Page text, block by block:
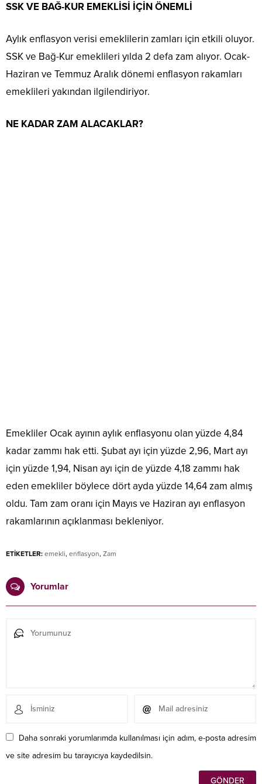
SSK VE BAĞ-KUR EMEKLİSİ İÇİN ÖNEMLİ
Aylık enflasyon verisi emeklilerin zamları için etkili oluyor.
SSK ve Bağ-Kur emeklileri yılda 2 defa zam alıyor. Ocak-
Haziran ve Temmuz Aralık dönemi enflasyon rakamları
emeklileri yakından ilgilendiriyor.
NE KADAR ZAM ALACAKLAR?
Emekliler Ocak ayının aylık enflasyonu olan yüzde 4,84
kadar zammı hak etti. Şubat ayı için yüzde 2,96, Mart ayı
için yüzde 1,94, Nisan ayı için de yüzde 4,18 zammı hak
eden emekliler böylece dört ayda yüzde 14,64 zam almış
oldu. Tam zam oranı için Mayıs ve Haziran ayı enflasyon
rakamlarının açıklanması bekleniyor.
ETİKETLER: emekli, enflasyon, Zam
Yorumlar
Daha sonraki yorumlarımda kullanılması için adım, e-posta adresim
ve site adresim bu tarayıcıya kaydedilsin.